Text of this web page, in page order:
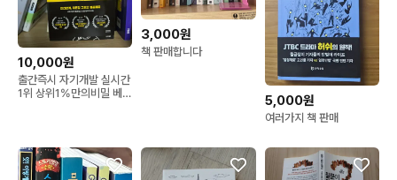
10,000원
출간즉시 자기개발 실시간
1위 상위1%만의비밀 베스
3,000원
책 판매합니다
5,000원
여러가지 책 판매